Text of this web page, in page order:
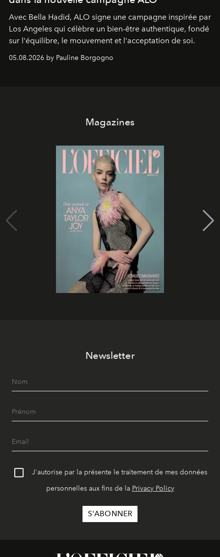
Avec Bella Hadid, ALO signe une campagne inspirée par
Los Angeles qui célèbre un bien-être authentique, fondé
sur l'équilibre, le mouvement et l'acceptation de soi.
05.08.2026 by Pauline Borgogno
Magazines
Newsletter
J'autorise par la présente le traitement de mes données
personnelles aux fins de la Privacy Policy